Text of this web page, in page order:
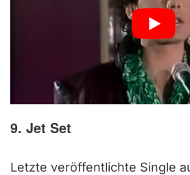
9. Jet Set
Letzte veröffentlichte Single